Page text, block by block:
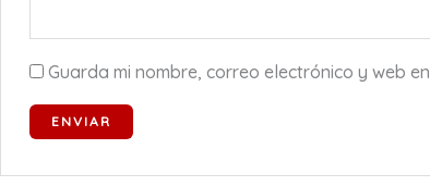
Guarda mi nombre, correo electrónico y web